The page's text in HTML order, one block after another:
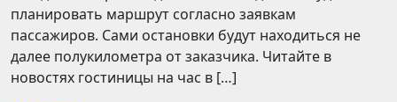
планировать маршрут согласно заявкам
пассажиров. Сами остановки будут находиться не
далее полукилометра от заказчика. Читайте в
новостях гостиницы на час в […]